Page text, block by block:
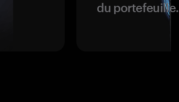
du portefeuille.